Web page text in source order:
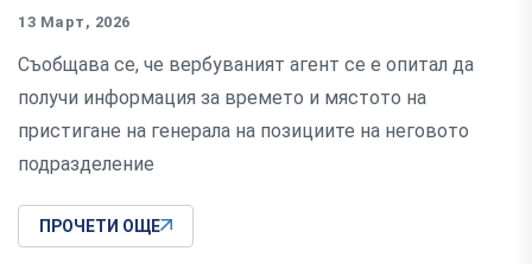
13 Март, 2026
Съобщава се, че вербуваният агент се е опитал да
получи информация за времето и мястото на
пристигане на генерала на позициите на неговото
подразделение
ПРОЧЕТИ ОЩЕ